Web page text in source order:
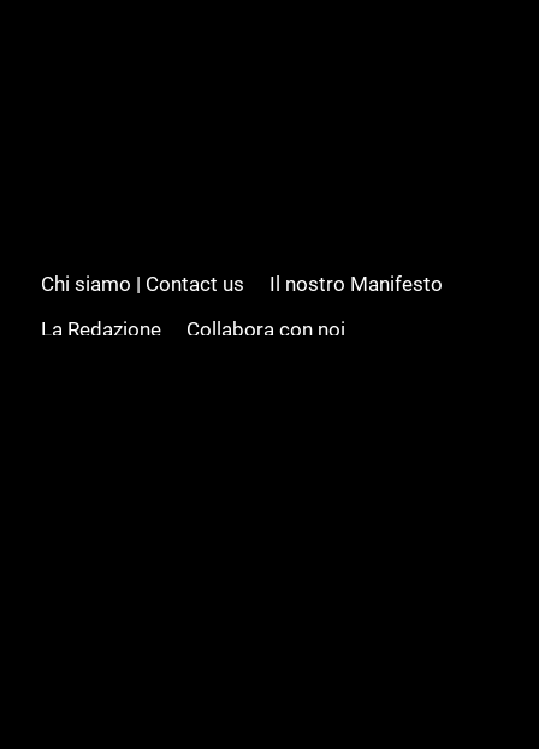
Chi siamo | Contact us
Il nostro Manifesto
La Redazione
Collabora con noi